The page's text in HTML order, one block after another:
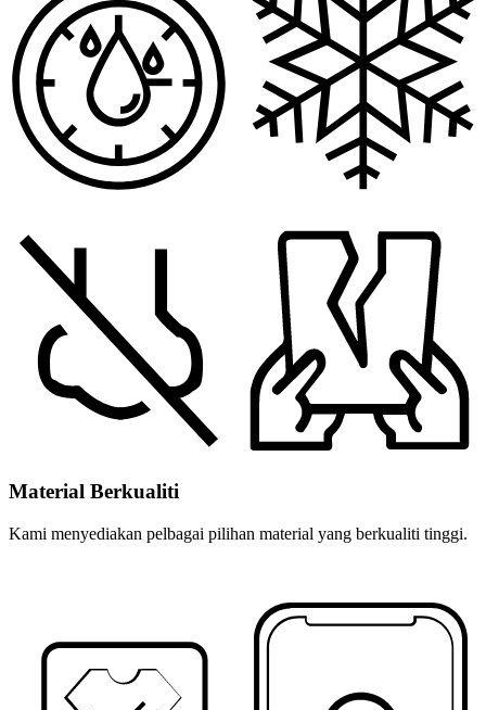
Material Berkualiti
Kami menyediakan pelbagai pilihan material yang berkualiti tinggi.